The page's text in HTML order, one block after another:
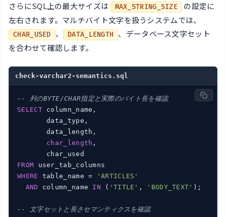
さらにSQL上の最大サイズは
MAX_STRING_SIZE
の設定に
左右されます。マルチバイト文字を扱うシステムでは、
CHAR_USED 、 DATA_LENGTH
、データベース文字セット
を合わせて確認します。
check-varchar2-semantics.sql
-- 列のBYTE/CHAR指定と実際のバイト長を確認
SELECT column_name,
       data_type,
       data_length,
char_length ,
FROM
WHERE table_name =
'ARTICLES'
AND
column_name IN ( 'TITLE' , 'BODY_TEXT' );
-- 文字セットと長さセマンティクスを確認